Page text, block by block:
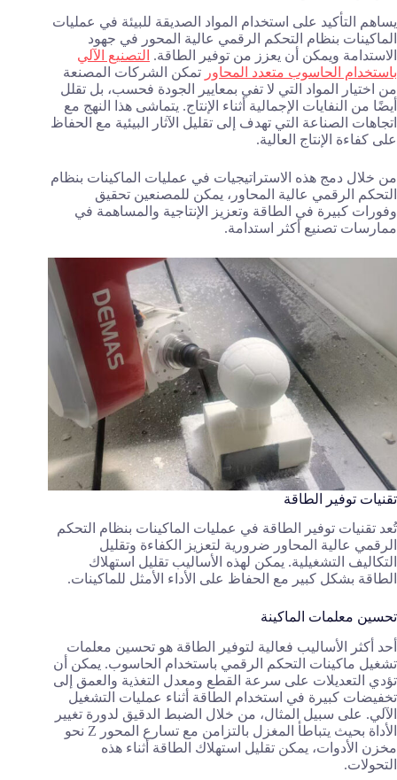
يساهم التأكيد على استخدام المواد الصديقة للبيئة في عمليات
الماكينات بنظام التحكم الرقمي عالية المحور في جهود
الاستدامة ويمكن أن يعزز من توفير الطاقة. التصنيع الآلي
باستخدام الحاسوب متعدد المحاور تمكن الشركات المصنعة
من اختيار المواد التي لا تفي بمعايير الجودة فحسب، بل تقلل
أيضًا من النفايات الإجمالية أثناء الإنتاج. يتماشى هذا النهج مع
اتجاهات الصناعة التي تهدف إلى تقليل الآثار البيئية مع الحفاظ
على كفاءة الإنتاج العالية.
من خلال دمج هذه الاستراتيجيات في عمليات الماكينات بنظام
التحكم الرقمي عالية المحاور، يمكن للمصنعين تحقيق
وفورات كبيرة في الطاقة وتعزيز الإنتاجية والمساهمة في
ممارسات تصنيع أكثر استدامة.
تقنيات توفير الطاقة
تُعد تقنيات توفير الطاقة في عمليات الماكينات بنظام التحكم
الرقمي عالية المحاور ضرورية لتعزيز الكفاءة وتقليل
التكاليف التشغيلية. يمكن لهذه الأساليب تقليل استهلاك
الطاقة بشكل كبير مع الحفاظ على الأداء الأمثل للماكينات.
تحسين معلمات الماكينة
أحد أكثر الأساليب فعالية لتوفير الطاقة هو تحسين معلمات
تشغيل ماكينات التحكم الرقمي باستخدام الحاسوب. يمكن أن
تؤدي التعديلات على سرعة القطع ومعدل التغذية والعمق إلى
تخفيضات كبيرة في استخدام الطاقة أثناء عمليات التشغيل
الآلي. على سبيل المثال، من خلال الضبط الدقيق لدورة تغيير
الأداة بحيث يتباطأ المغزل بالتزامن مع تسارع المحور Z نحو
مخزن الأدوات، يمكن تقليل استهلاك الطاقة أثناء هذه
التحولات.